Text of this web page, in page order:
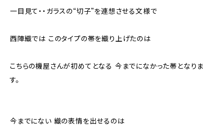
一目見て・・ガラスの“切子”を連想させる文様で
西陣織では このタイプの帯を織り上げたのは
こちらの機屋さんが初めてとなる 今までになかった帯となりま
す。
今までにない 織の表情を出せるのは